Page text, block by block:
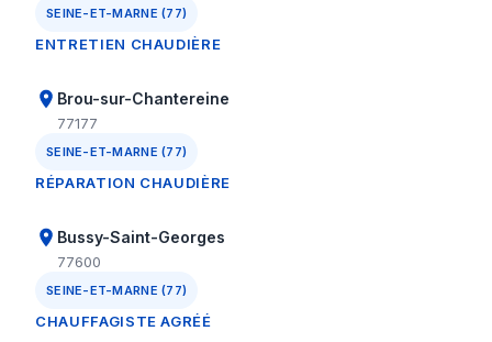
SEINE-ET-MARNE (77)
ENTRETIEN CHAUDIÈRE
Brou-sur-Chantereine
77177
SEINE-ET-MARNE (77)
RÉPARATION CHAUDIÈRE
Bussy-Saint-Georges
77600
SEINE-ET-MARNE (77)
CHAUFFAGISTE AGRÉÉ